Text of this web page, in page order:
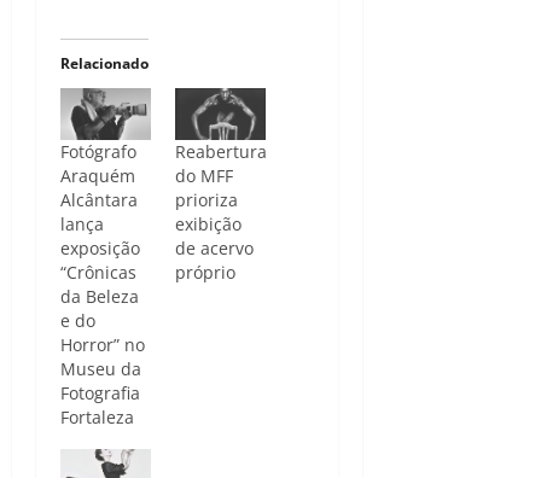
Relacionado
Fotógrafo
Araquém
Alcântara
lança
exposição
“Crônicas
da Beleza
e do
Horror” no
Museu da
Fotografia
Fortaleza
Reabertura
do MFF
prioriza
exibição
de acervo
próprio